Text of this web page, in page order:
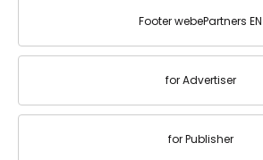
Footer webePartners EN
for Advertiser
for Publisher